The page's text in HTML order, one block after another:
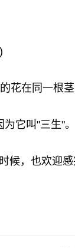
花在同一根茎
它叫"三生"。
，也欢迎感